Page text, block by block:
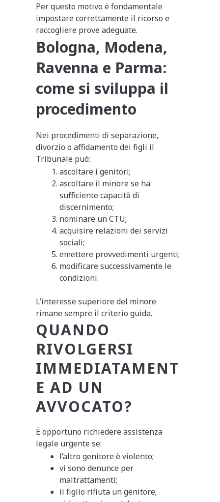
Per questo motivo è fondamentale
impostare correttamente il ricorso e
raccogliere prove adeguate.
Bologna, Modena,
Ravenna e Parma:
come si sviluppa il
procedimento
Nei procedimenti di separazione,
divorzio o affidamento dei figli il
Tribunale può:
ascoltare i genitori;
ascoltare il minore se ha
sufficiente capacità di
discernimento;
nominare un CTU;
acquisire relazioni dei servizi
sociali;
emettere provvedimenti urgenti;
modificare successivamente le
condizioni.
L’interesse superiore del minore
rimane sempre il criterio guida.
QUANDO
RIVOLGERSI
IMMEDIATAMENT
E AD UN
AVVOCATO?
È opportuno richiedere assistenza
legale urgente se:
l’altro genitore è violento;
vi sono denunce per
maltrattamenti;
il figlio rifiuta un genitore;